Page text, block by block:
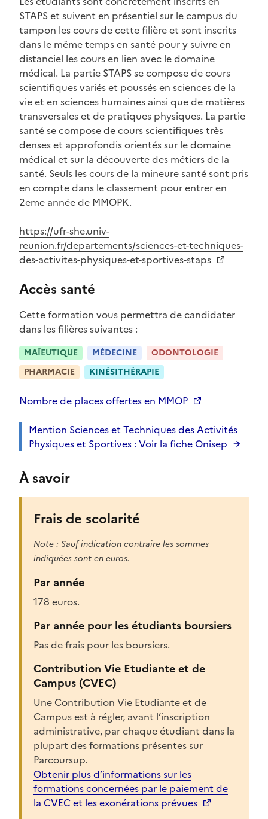
l
a
z
o
n
e
d
é
r
o
u
l
a
n
i
-
è
,
p
a
e
s
a
e
u
f
f
i
c
h
e
r
l
STAPS et suivent en présentiel sur le campus du
tampon les cours de cette filière et sont inscrits
dans le même temps en santé pour y suivre en
distanciel les cours en lien avec le domaine
médical. La partie STAPS se compose de cours
scientifiques variés et poussés en sciences de la
vie et en sciences humaines ainsi que de matières
transversales et de pratiques physiques. La partie
santé se compose de cours scientifiques très
denses et approfondis orientés sur le domaine
médical et sur la découverte des métiers de la
santé. Seuls les cours de la mineure santé sont pris
en compte dans le classement pour entrer en
2eme année de MMOPK.
https://ufr-she.univ-
reunion.fr/departements/sciences-et-techniques-
des-activites-physiques-et-sportives-staps
Accès santé
Cette formation vous permettra de candidater
dans les filières suivantes :
MAÏEUTIQUE MÉDECINE
ODONTOLOGIE
PHARMACIE
KINÉSITHÉRAPIE
Nombre de places offertes en MMOP
Mention Sciences et Techniques des Activités
Physiques et Sportives : Voir la fiche Onisep
À savoir
Frais de scolarité
Note : Sauf indication contraire les sommes
indiquées sont en euros.
Par année
178 euros.
Par année pour les étudiants boursiers
Pas de frais pour les boursiers.
Contribution Vie Etudiante et de
Campus (CVEC)
Une Contribution Vie Etudiante et de
Campus est à régler, avant l’inscription
administrative, par chaque étudiant dans la
plupart des formations présentes sur
Parcoursup.
Obtenir plus d’informations sur les
formations concernées par le paiement de
la CVEC et les exonérations prévues